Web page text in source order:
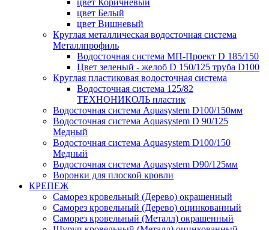
цвет Коричневый
цвет Белый
цвет Вишневый
Круглая металлическая водосточная система
Металлпрофиль
Водосточная система МП-Проект D 185/150
Цвет зеленый - желоб D 150/125 труба D100
Круглая пластиковая водосточная система
Водосточная система 125/82
ТЕХНОНИКОЛЬ пластик
Водосточная система Aquasystem D100/150мм
Водосточная система Aquasystem D 90/125
Медный
Водосточная система Aquasystem D100/150
Медный
Водосточная система Aquasystem D90/125мм
Воронки для плоской кровли
КРЕПЕЖ
Саморез кровельный (Дерево) окрашенный
Саморез кровельный (Дерево) оцинкованный
Саморез кровельный (Металл) окрашенный